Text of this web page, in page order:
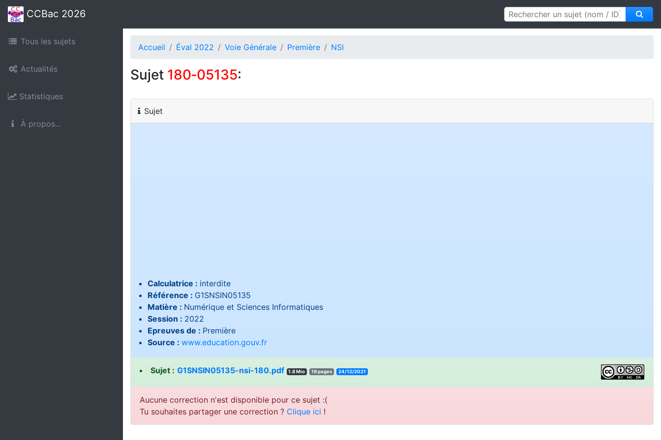
CCBac 2026
Tous les sujets
Actualités
Statistiques
À propos...
Accueil Éval 2022 Voie Générale Première NSI
Sujet 180‑05135:
Sujet
Calculatrice : interdite
Référence : G1SNSIN05135
Matière : Numérique et Sciences Informatiques
Session : 2022
Epreuves de : Première
Source : www.education.gouv.fr
Sujet : G1SNSIN05135-nsi-180.pdf 1.8 Mio 19 pages 24/12/2021
Aucune correction n'est disponible pour ce sujet :(
Tu souhaites partager une correction ? Clique ici !